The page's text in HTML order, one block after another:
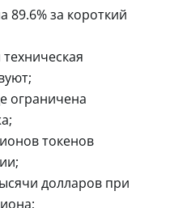
89.6% за короткий
ограничена
токенов
долларов при